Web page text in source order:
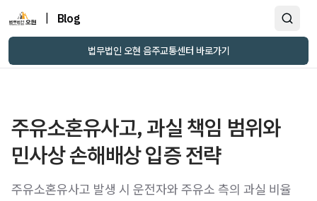
Blog
법무법인 오현 음주교통센터 바로가기
주유소혼유사고, 과실 책임 범위와
민사상 손해배상 입증 전략
주유소혼유사고 발생 시 운전자와 주유소 측의 과실 비율